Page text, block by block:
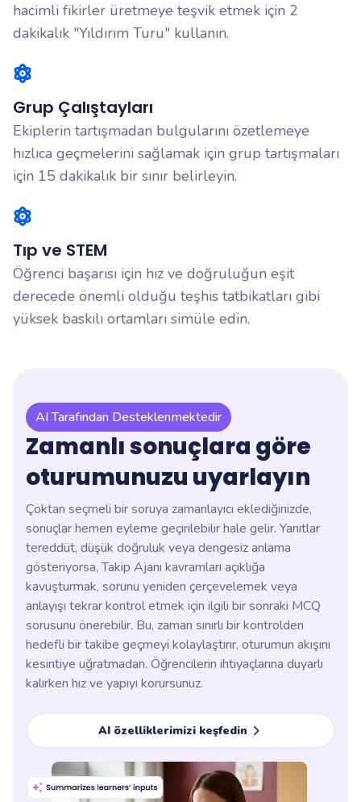
hacimli fikirler üretmeye teşvik etmek için 2
dakikalık "Yıldırım Turu" kullanın.
Grup Çalıştayları
Ekiplerin tartışmadan bulgularını özetlemeye
hızlıca geçmelerini sağlamak için grup tartışmaları
için 15 dakikalık bir sınır belirleyin.
Tıp ve STEM
Öğrenci başarısı için hız ve doğruluğun eşit
derecede önemli olduğu teşhis tatbikatları gibi
yüksek baskılı ortamları simüle edin.
AI Tarafından Desteklenmektedir
Zamanlı sonuçlara göre
oturumunuzu uyarlayın
Çoktan seçmeli bir soruya zamanlayıcı eklediğinizde,
sonuçlar hemen eyleme geçirilebilir hale gelir. Yanıtlar
tereddüt, düşük doğruluk veya dengesiz anlama
gösteriyorsa, Takip Ajanı kavramları açıklığa
kavuşturmak, sorunu yeniden çerçevelemek veya
anlayışı tekrar kontrol etmek için ilgili bir sonraki MCQ
sorusunu önerebilir. Bu, zaman sınırlı bir kontrolden
hedefli bir takibe geçmeyi kolaylaştırır, oturumun akışını
kesintiye uğratmadan. Öğrencilerin ihtiyaçlarına duyarlı
kalırken hız ve yapıyı korursunuz.
AI özelliklerimizi keşfedin